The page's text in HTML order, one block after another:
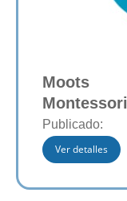
Moots
Montessori
Publicado:
Ver detalles